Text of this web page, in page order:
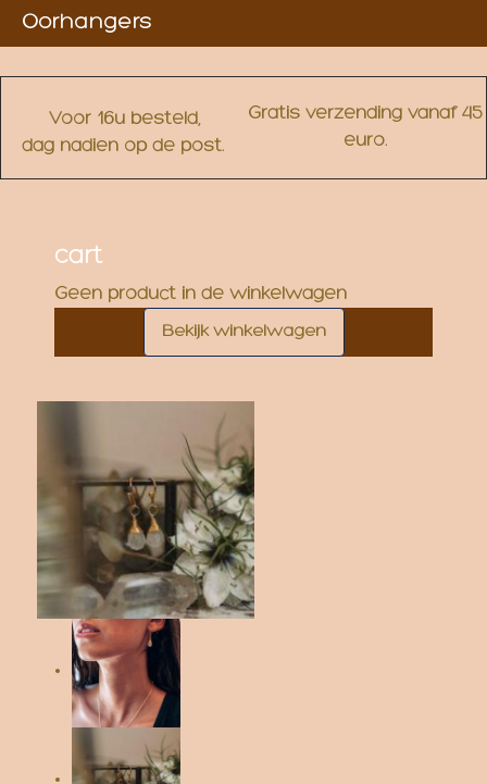
Voor 16u besteld,
dag nadien op de post.
Gratis verzending vanaf 45
euro.
cart
Geen product in de winkelwagen
Oorhangers